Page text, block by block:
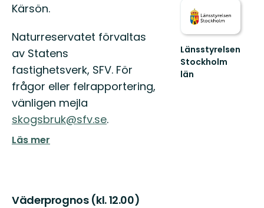
Kärsön.
Naturreservatet förvaltas
av Statens
fastighetsverk, SFV. För
frågor eller felrapportering,
vänligen mejla
skogsbruk@sfv.se.
Läs mer
Väderprognos (kl. 12.00)
Länsstyrelsen
Stockholm
län